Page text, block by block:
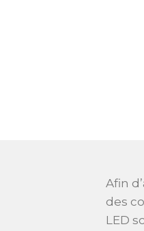
Afin
des
LED